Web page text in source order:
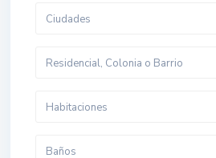
Ciudades
Residencial, Colonia o Barrio
Habitaciones
Baños